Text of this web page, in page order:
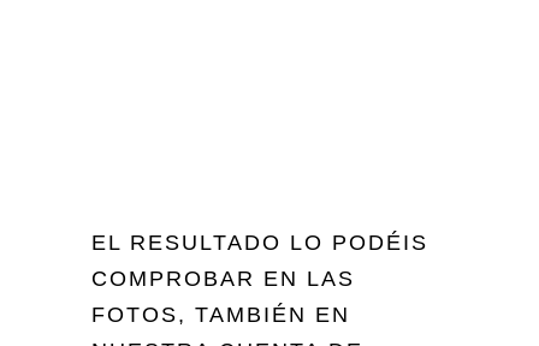
EL RESULTADO LO PODÉIS
COMPROBAR EN LAS
FOTOS, TAMBIÉN EN